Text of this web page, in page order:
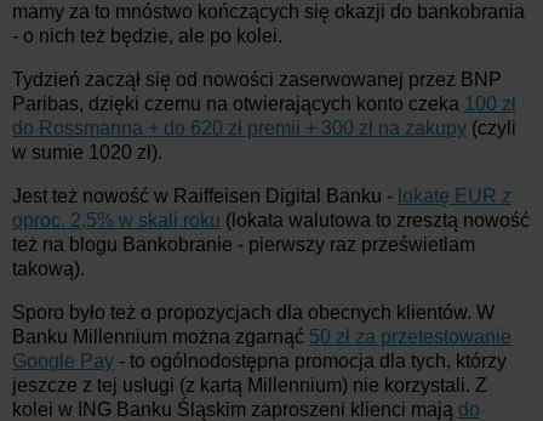
mamy za to mnóstwo kończących się okazji do bankobrania
- o nich też będzie, ale po kolei.
Tydzień zaczął się od nowości zaserwowanej przez BNP
Paribas, dzięki czemu na otwierających konto czeka 100 zł
do Rossmanna + do 620 zł premii + 300 zł na zakupy (czyli
w sumie 1020 zł).
Jest też nowość w Raiffeisen Digital Banku - lokatę EUR z
oproc. 2,5% w skali roku (lokata walutowa to zresztą nowość
też na blogu Bankobranie - pierwszy raz prześwietlam
takową).
Sporo było też o propozycjach dla obecnych klientów. W
Banku Millennium można zgarnąć 50 zł za przetestowanie
Google Pay - to ogólnodostępna promocja dla tych, którzy
jeszcze z tej usługi (z kartą Millennium) nie korzystali. Z
kolei w ING Banku Śląskim zaproszeni klienci mają do